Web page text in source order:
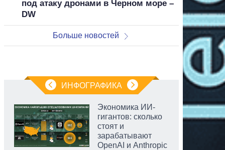
под атаку дронами в Черном море –
DW
Больше новостей
ИНФОГРАФИКА
Экономика ИИ-
гигантов: сколько
стоят и
зарабатывают
OpenAI и Anthropic